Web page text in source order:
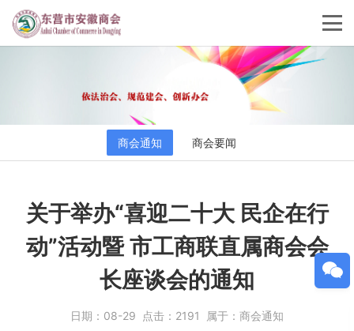
商会通知 商会要闻
关于举办“喜迎二十大 民企在行
动”活动暨 市工商联直属商会会
长座谈会的通知
日期： 08-29 点击： 2191 属于： 商会通知